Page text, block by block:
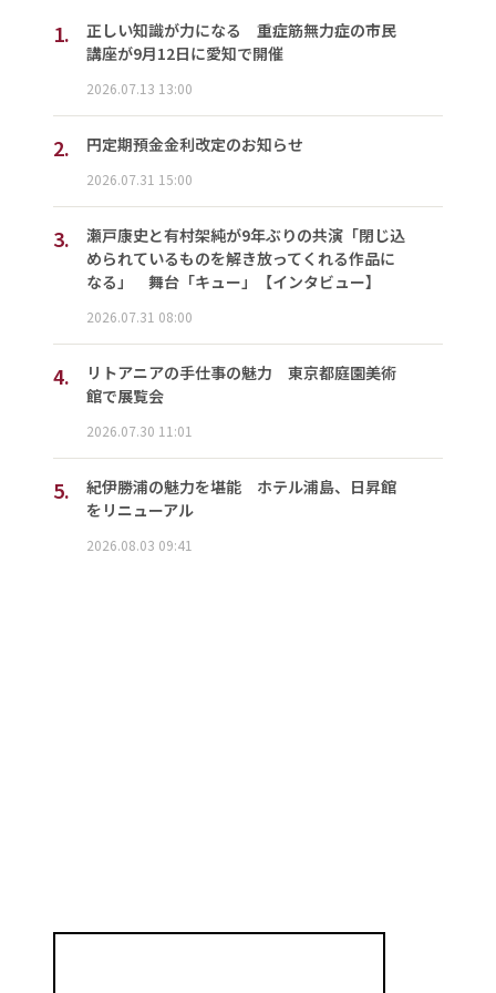
1.
正しい知識が力になる 重症筋無力症の市民
講座が9月12日に愛知で開催
2026.07.13 13:00
2. 円定期預金金利改定のお知らせ
2026.07.31 15:00
3.
瀬戸康史と有村架純が9年ぶりの共演「閉じ込
められているものを解き放ってくれる作品に
なる」 舞台「キュー」【インタビュー】
2026.07.31 08:00
4.
リトアニアの手仕事の魅力 東京都庭園美術
館で展覧会
2026.07.30 11:01
5.
紀伊勝浦の魅力を堪能 ホテル浦島、日昇館
をリニューアル
2026.08.03 09:41